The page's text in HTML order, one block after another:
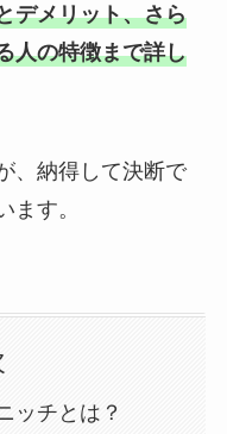
デメリット、さら
人の特徴まで詳し
、納得して決断で
ます。
ッチとは？